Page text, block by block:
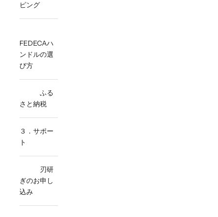
ピング
FEDECAハ
ンドルの選
び方
ふる
さと納税
３．サポー
ト
刃研
ぎのお申し
込み